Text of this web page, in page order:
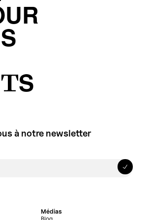
à notre newsletter
Médias